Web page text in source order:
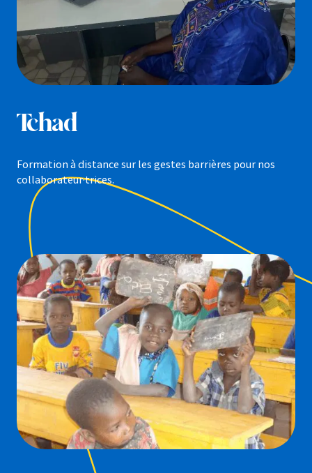
Tchad
Formation à distance sur les gestes barrières pour nos
collaborateur·trices.